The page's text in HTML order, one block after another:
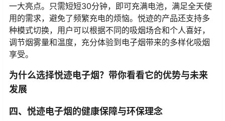
一大亮点。只需短短30分钟，即可充满电池，满足全天使
用的需求，避免了频繁充电的烦恼。悦迹的产品还支持多
种模式切换，用户可以根据不同的吸烟场合和个人喜好，
调节烟雾量和温度，充分体验到电子烟带来的多样化吸烟
享受。
为什么选择悦迹电子烟？带你看看它的优势与未来
发展
四、悦迹电子烟的健康保障与环保理念